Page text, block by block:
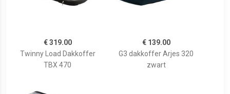
€ 319.00
Twinny Load Dakkoffer
TBX 470
€ 139.00
G3 dakkoffer Arjes 320
zwart